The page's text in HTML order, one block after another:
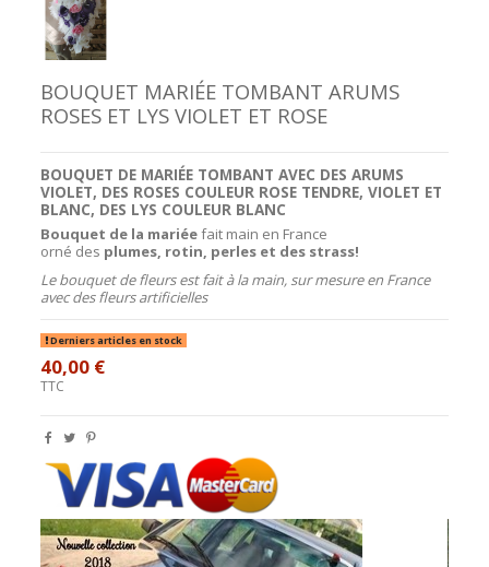
BOUQUET MARIÉE TOMBANT ARUMS
ROSES ET LYS VIOLET ET ROSE
BOUQUET DE MARIÉE TOMBANT AVEC DES ARUMS
VIOLET, DES ROSES COULEUR ROSE TENDRE, VIOLET ET
BLANC, DES LYS COULEUR BLANC
Bouquet de la mariéefait main en France
orné des plumes, rotin, perles et des strass!
Le bouquet de fleurs est fait à la main, sur mesure en France
avec des fleurs artificielles
Derniers articles en stock
40,00 €
TTC